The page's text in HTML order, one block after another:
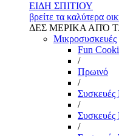
ΕΙΔΗ ΣΠΙΤΙΟΥ
βρείτε τα καλύτερα
ΔΕΣ ΜΕΡΙΚΑ ΑΠΌ
Μικροσυσκευές
Fun
/
Πρωινό
/
Συσκευές
/
Συσκευές
/